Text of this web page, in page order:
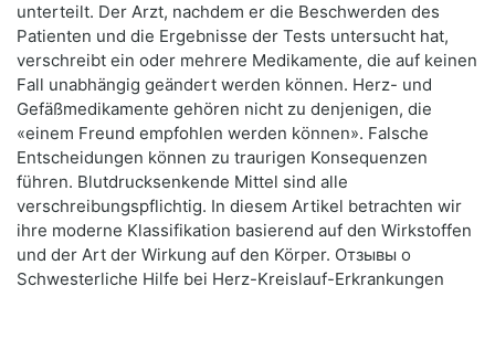
unterteilt. Der Arzt, nachdem er die Beschwerden des
Patienten und die Ergebnisse der Tests untersucht hat,
verschreibt ein oder mehrere Medikamente, die auf keinen
Fall unabhängig geändert werden können. Herz- und
Gefäßmedikamente gehören nicht zu denjenigen, die
«einem Freund empfohlen werden können». Falsche
Entscheidungen können zu traurigen Konsequenzen
führen. Blutdrucksenkende Mittel sind alle
verschreibungspflichtig. In diesem Artikel betrachten wir
ihre moderne Klassifikation basierend auf den Wirkstoffen
und der Art der Wirkung auf den Körper. Отзывы о
Schwesterliche Hilfe bei Herz-Kreislauf-Erkrankungen